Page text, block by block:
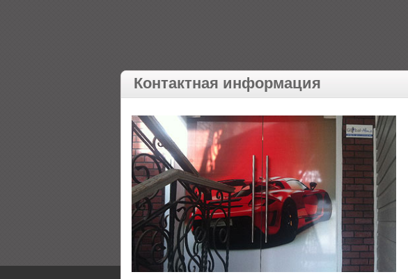
Контактная информация